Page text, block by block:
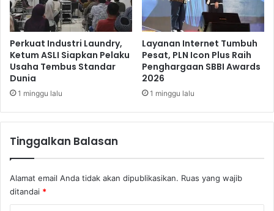
e
m
e
n
k
o
p
U
Perkuat Industri Laundry,
Ketum ASLI Siapkan Pelaku
Usaha Tembus Standar
Dunia
1 minggu lalu
Layanan Internet Tumbuh
Pesat, PLN Icon Plus Raih
Penghargaan SBBI Awards
2026
1 minggu lalu
Tinggalkan Balasan
Alamat email Anda tidak akan dipublikasikan. Ruas yang wajib
ditandai *